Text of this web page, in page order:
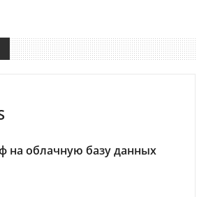
на облачную базу данных